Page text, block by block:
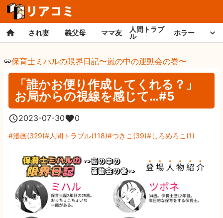
され妻 義父母 ママ友
人間トラブ
ル
ホラー
保育士ミハルの限界日記〜嵐の中の運動会の巻〜
「誰かお便り作成してくれる？」
お局からの視線を感じて…#5
2023-07-30 0
漫画(329) 人間トラブル(118) つきこ (39) しろめろこ (1)